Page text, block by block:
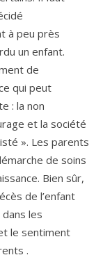
à peu près
un enfant.
de
qui peut
: la non
et la société
». Les parents
de soins
Bien sûr,
de l’enfant
les
le sentiment
.